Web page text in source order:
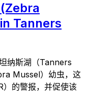
Tanners
纳斯湖（Tanners
Mussel）幼虫，这
的警报，并促使该